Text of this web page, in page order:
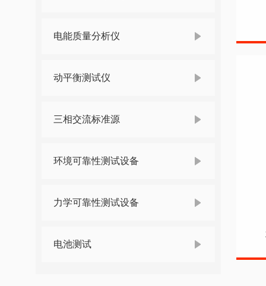
电能质量分析仪
动平衡测试仪
三相交流标准源
环境可靠性测试设备
力学可靠性测试设备
电池测试